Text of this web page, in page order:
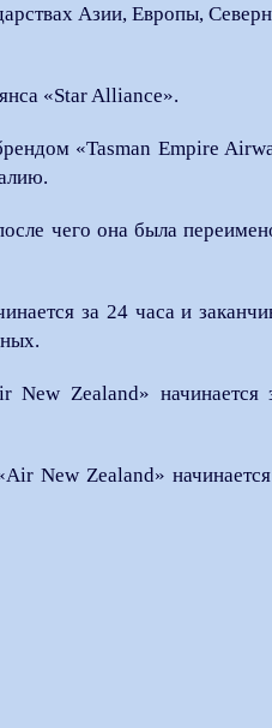
Азии, Европы,
«Star Alliance».
«Tasman Empire
чего она была
за 24 часа и
New Zealand»
New Zealand»